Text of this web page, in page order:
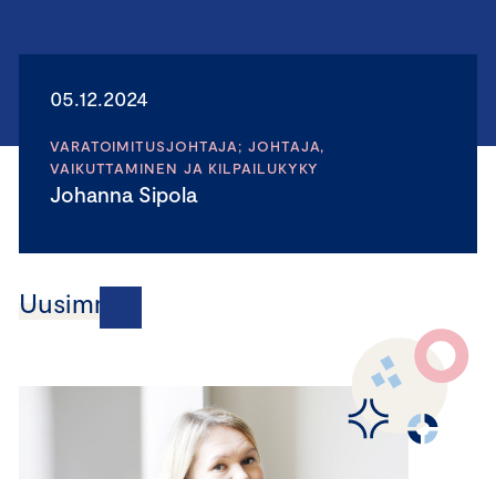
05.12.2024
VARATOIMITUSJOHTAJA; JOHTAJA,
VAIKUTTAMINEN JA KILPAILUKYKY
Johanna Sipola
Uusimmat